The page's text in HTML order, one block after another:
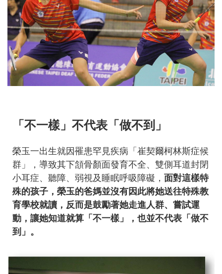
「不一樣」不代表「做不到」
榮玉一出生就因罹患罕見疾病「崔契爾柯林斯症候
群」，導致其下頷骨顏面發育不全、雙側耳道封閉
小耳症、聽障、弱視及睡眠呼吸障礙， 面對這樣特
殊的孩子，榮玉的爸媽並沒有因此將她送往特殊教
育學校就讀，反而是鼓勵著她走進人群、嘗試運
動，讓她知道就算「不一樣」，也並不代表「做不
到」。